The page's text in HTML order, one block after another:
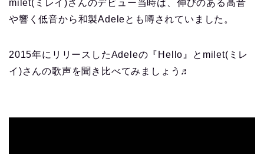
milet(ミレイ)さんのデビュー当時は、伸びのある高音
や響く低音から和製Adeleとも噂されていました。
2015年にリリースしたAdeleの『Hello』とmilet(ミレ
イ)さんの歌声を聞き比べてみましょう♬